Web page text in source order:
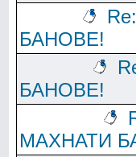
БАНОВЕ!
БАНОВЕ!
МАХНАТИ